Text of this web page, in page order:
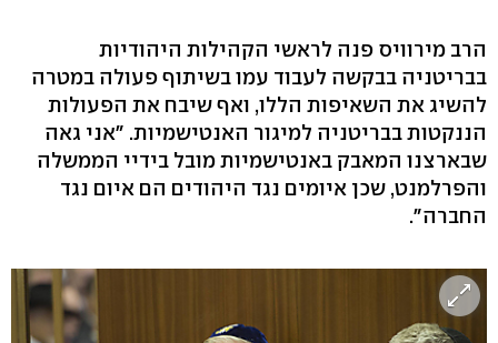
הרב מירוויס פנה לראשי הקהילות היהודיות
בבריטניה בבקשה לעבוד עמו בשיתוף פעולה במטרה
להשיג את השאיפות הללו, ואף שיבח את הפעולות
הננקטות בבריטניה למיגור האנטישמיות. "אני גאה
שבארצנו המאבק באנטישמיות מובל בידיי הממשלה
והפרלמנט, שכן איומים נגד היהודים הם איום נגד
החברה".